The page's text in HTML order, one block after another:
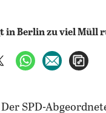
Facebook teilen
auf X teilenper WhatsApp
per E-
SPD-